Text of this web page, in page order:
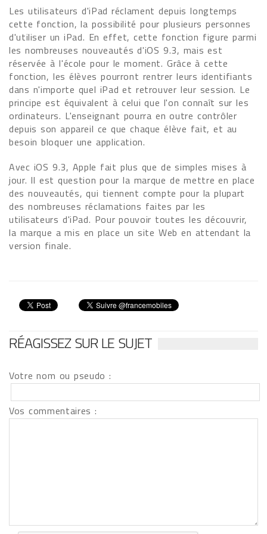
Les utilisateurs d'iPad réclament depuis longtemps
cette fonction, la possibilité pour plusieurs personnes
d'utiliser un iPad. En effet, cette fonction figure parmi
les nombreuses nouveautés d'iOS 9.3, mais est
réservée à l'école pour le moment. Grâce à cette
fonction, les élèves pourront rentrer leurs identifiants
dans n'importe quel iPad et retrouver leur session. Le
principe est équivalent à celui que l'on connaît sur les
ordinateurs. L'enseignant pourra en outre contrôler
depuis son appareil ce que chaque élève fait, et au
besoin bloquer une application.
Avec iOS 9.3, Apple fait plus que de simples mises à
jour. Il est question pour la marque de mettre en place
des nouveautés, qui tiennent compte pour la plupart
des nombreuses réclamations faites par les
utilisateurs d'iPad. Pour pouvoir toutes les découvrir,
la marque a mis en place un site Web en attendant la
version finale.
RÉAGISSEZ SUR LE SUJET
Votre nom ou pseudo :
Vos commentaires :